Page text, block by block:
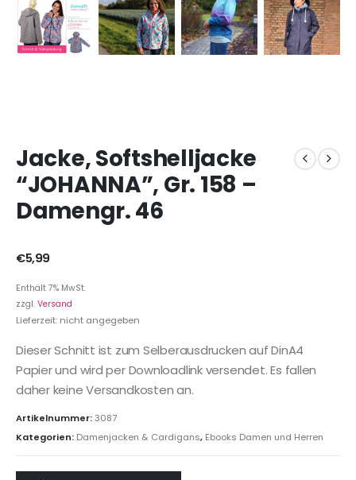
Jacke, Softshelljacke
“JOHANNA”, Gr. 158 –
Damengr. 46
€5,99
Enthält 7% MwSt.
zzgl. Versand
Lieferzeit: nicht angegeben
Dieser Schnitt ist zum Selberausdrucken auf DinA4
Papier und wird per Downloadlink versendet. Es fallen
daher keine Versandkosten an.
Artikelnummer:3087
Kategorien: Damenjacken & Cardigans, Ebooks Damen und Herren